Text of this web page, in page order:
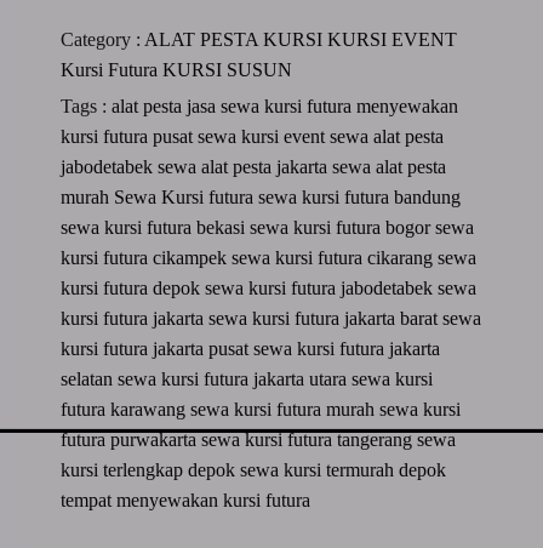
Category : ALAT PESTAKURSIKURSI EVENT
Kursi FuturaKURSI SUSUN
Tags : alat pestajasa sewa kursi futuramenyewakan
kursi futurapusat sewa kursi eventsewa alat pesta
jabodetabeksewa alat pesta jakartasewa alat pesta
murah Sewa Kursi futurasewa kursi futura bandung
sewa kursi futura bekasisewa kursi futura bogorsewa
kursi futura cikampeksewa kursi futura cikarangsewa
kursi futura depoksewa kursi futura jabodetabeksewa
kursi futura jakartasewa kursi futura jakarta baratsewa
kursi futura jakarta pusatsewa kursi futura jakarta
selatansewa kursi futura jakarta utarasewa kursi
futura karawangsewa kursi futura murahsewa kursi
futura purwakartasewa kursi futura tangerangsewa
kursi terlengkap depoksewa kursi termurah depok
tempat menyewakan kursi futura